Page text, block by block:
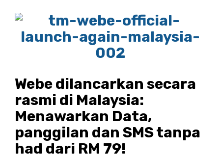
Webe dilancarkan secara
rasmi di Malaysia:
Menawarkan Data,
panggilan dan SMS tanpa
had dari RM 79!